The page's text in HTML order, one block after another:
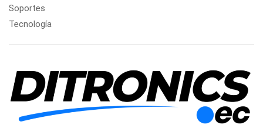
Soportes
Tecnología